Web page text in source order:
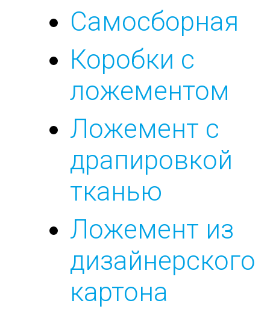
Самосборная
Коробки с
ложементом
Ложемент с
драпировкой
тканью
Ложемент из
дизайнерского
картона